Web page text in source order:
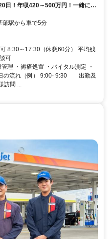
日！年収420～500万円！一緒に最
草薙駅から車で5分
8:30～17:30（休憩60分） 平均残
可
理 ・褥瘡処置 ・バイタル測定 ・
の流れ（例） 9:00- 9:30 出勤及
問 ...